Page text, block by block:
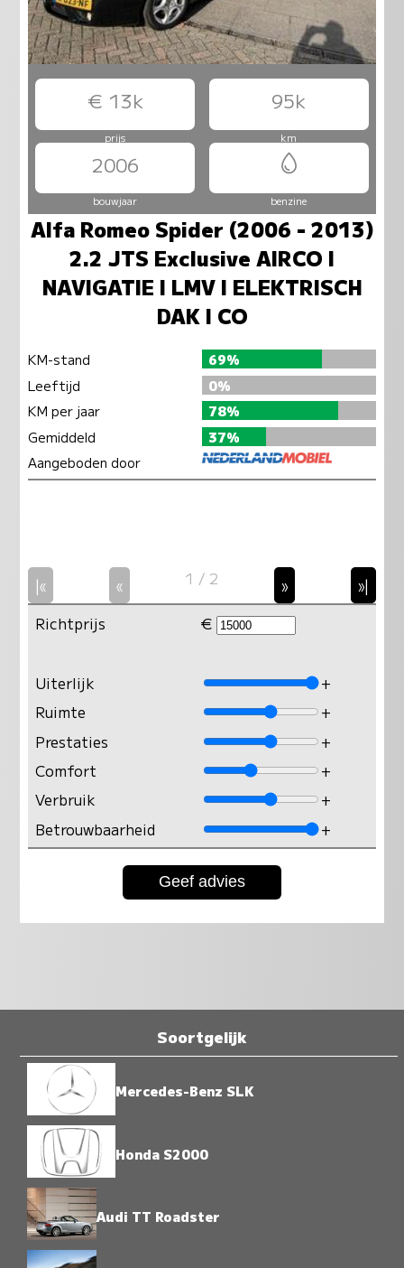
€ 13k 95k
prijs km
2006
bouwjaar benzine
Alfa Romeo Spider (2006 - 2013)
2.2 JTS Exclusive AIRCO I
NAVIGATIE I LMV I ELEKTRISCH
DAK I CO
KM-stand
69%
Leeftijd
0%
KM per jaar
78%
Gemiddeld
37%
Aangeboden door
|« « 1 / 2 »
»|
Richtprijs
€
Uiterlijk
+
Ruimte
+
Prestaties
+
Comfort
+
Verbruik
+
Betrouwbaarheid
+
Soortgelijk
Mercedes-Benz SLK
Honda S2000
Audi TT Roadster